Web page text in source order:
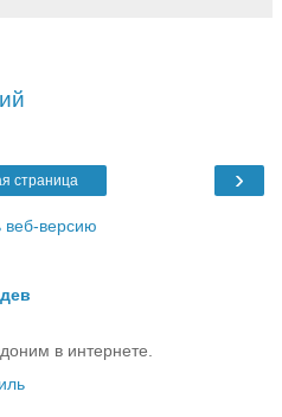
›
страница
веб-версию
в интернете.